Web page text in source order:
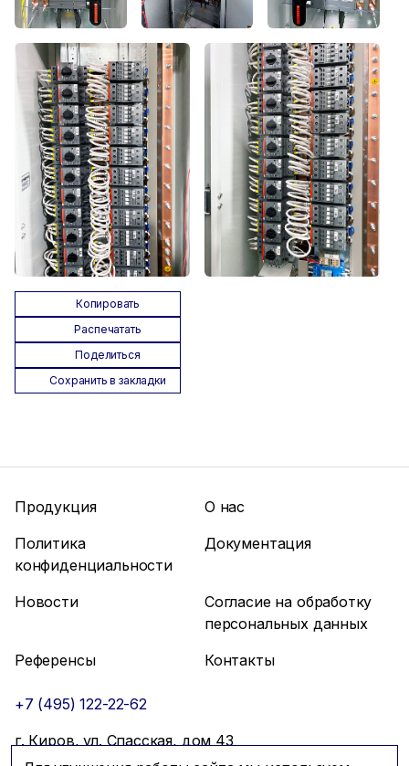
Копировать
Распечатать
Поделиться
Сохранить в закладки
Продукция
О нас
Политика
конфиденциальности
Документация
Новости
Согласие на обработку
персональных данных
Референсы
Контакты
+7 (495) 122-22-62
г. Киров, ул. Спасская, дом 43